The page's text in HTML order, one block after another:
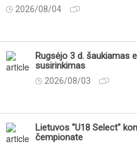
2026/08/04
Rugsėjo 3 d. šaukiamas
susirinkimas
2026/08/03
Lietuvos "U18 Select"
čempionate